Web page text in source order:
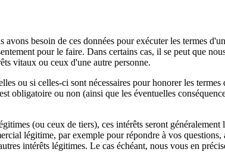
besoin de ces données pour exécuter les termes
pour le faire. Dans certains cas, il se peut que
vitaux ou ceux d'une autre personne.
ou si celles-ci sont nécessaires pour honorer les
obligatoire ou non (ainsi que les éventuelles
(ou ceux de tiers), ces intérêts seront
légitime, par exemple pour répondre à vos
intérêts légitimes. Le cas échéant, nous vous en